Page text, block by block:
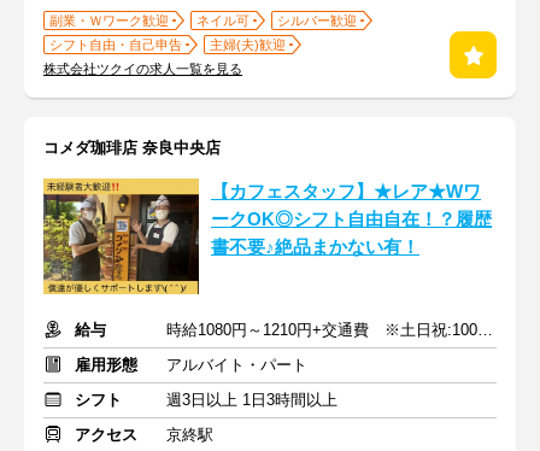
副業・Ｗワーク歓迎 ネイル可
シルバー歓迎
シフト自由・自己申告
主婦(夫)歓迎
株式会社ツクイの求人一覧を見る
コメダ珈琲店 奈良中央店
【カフェスタッフ】★レア★Wワ
ークOK◎シフト自由自在！？履歴
書不要♪絶品まかない有！
給与
時給1080円～1210円+交通費 ※土日祝:100円UP/朝7～9時:30円UP
雇用形態
アルバイト・パート
シフト
週3日以上 1日3時間以上
アクセス
京終駅